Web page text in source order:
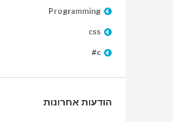
Programming
css
c#
הודעות אחרונות